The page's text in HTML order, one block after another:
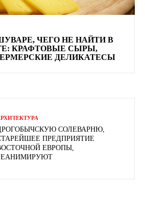
ЧЕГО НЕ НАЙТИ В
КРАФТОВЫЕ СЫРЫ,
ДЕЛИКАТЕСЫ
СОЛЕВАРНЮ,
ПРЕДПРИЯТИЕ
ЕВРОПЫ,